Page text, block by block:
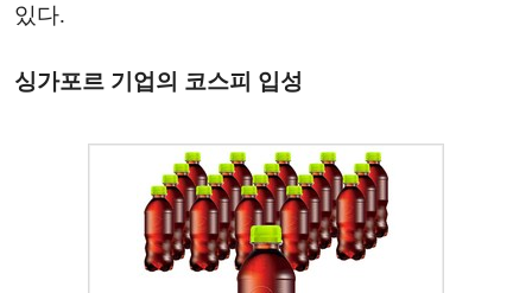
있다.
싱가포르 기업의 코스피 입성